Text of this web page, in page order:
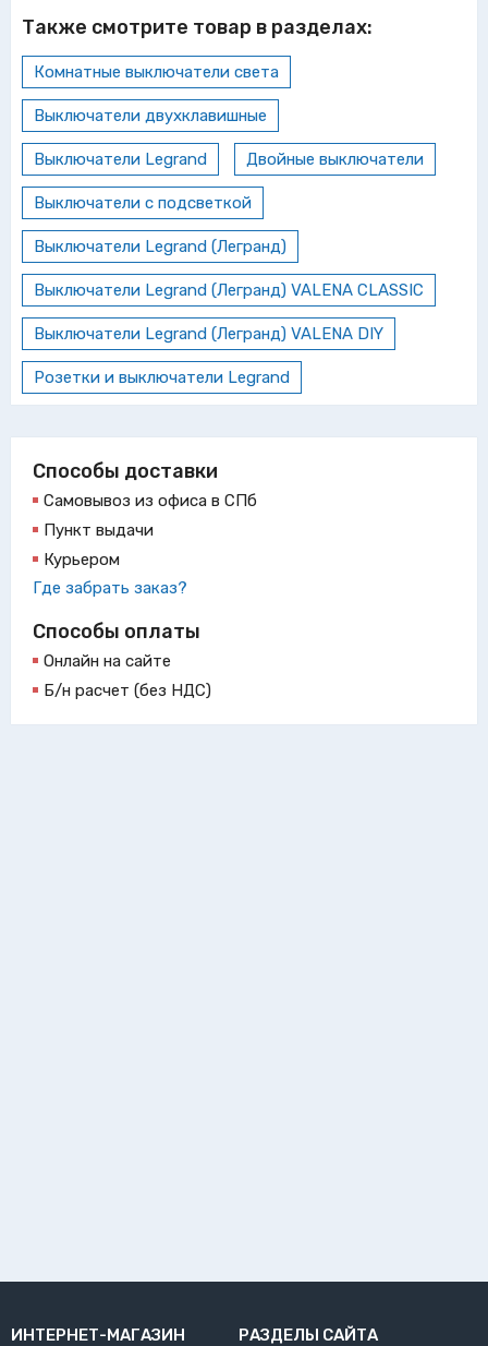
Также смотрите товар в разделах:
Комнатные выключатели света
Выключатели двухклавишные
Выключатели Legrand Двойные выключатели
Выключатели с подсветкой
Выключатели Legrand (Легранд)
Выключатели Legrand (Легранд) VALENA CLASSIC
Выключатели Legrand (Легранд) VALENA DIY
Розетки и выключатели Legrand
Способы доставки
Самовывоз из офиса в СПб
Пункт выдачи
Курьером
Где забрать заказ?
Способы оплаты
Онлайн на сайте
Б/н расчет (без НДС)
ИНТЕРНЕТ-МАГАЗИН
РАЗДЕЛЫ САЙТА